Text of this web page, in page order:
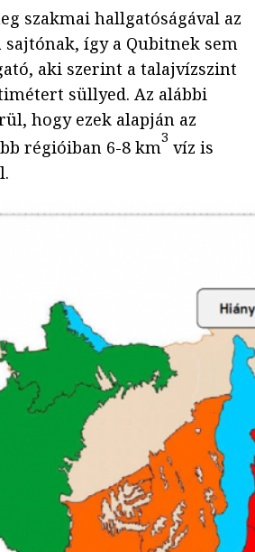
szakmai hallgatóságával az
így a Qubitnek sem
aki szerint a talajvízszint
süllyed. Az alábbi
hogy ezek alapján az
régióiban 6-8 km3 víz is